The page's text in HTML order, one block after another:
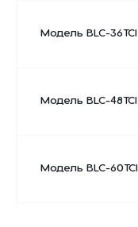
Модель BLC-36TCI
Модель BLC-48TCI
Модель BLC-60TCI